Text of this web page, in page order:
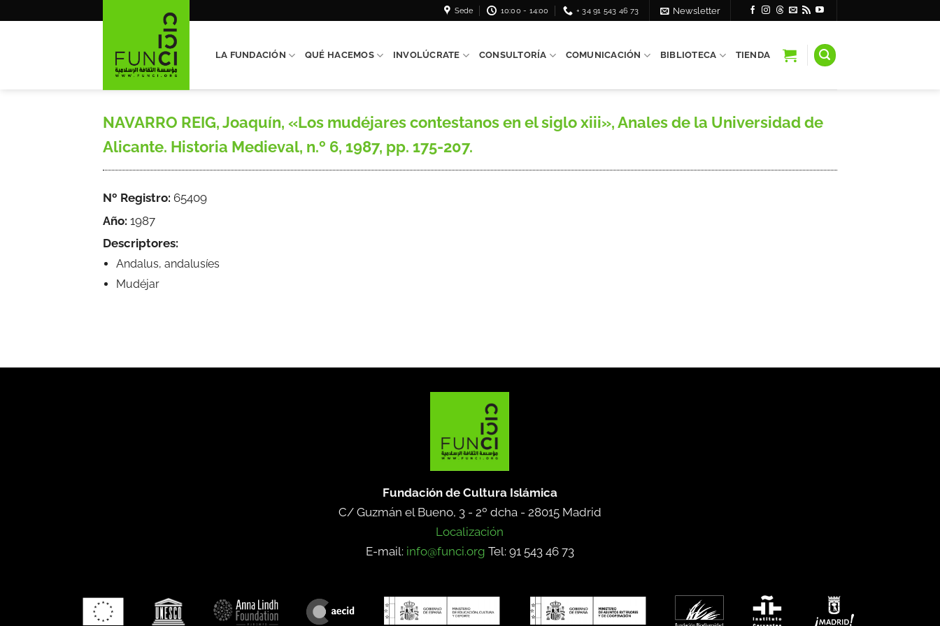
Sede 10:00 - 14:00 + 34 91 543 46 73 Newsletter
LA FUNDACIÓN QUÉ HACEMOS INVOLÚCRATE CONSULTORÍA COMUNICACIÓN BIBLIOTECA TIENDA
NAVARRO REIG, Joaquín, «Los mudéjares contestanos en el siglo xiii», Anales de la Universidad de
Alicante. Historia Medieval, n.º 6, 1987, pp. 175-207.
Nº Registro: 65409
Año: 1987
Descriptores:
Andalus, andalusíes
Mudéjar
Fundación de Cultura Islámica
C/ Guzmán el Bueno, 3 - 2º dcha - 28015 Madrid
Localización
E-mail: info@funci.org Tel: 91 543 46 73